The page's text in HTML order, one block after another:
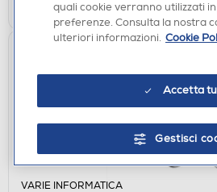
VARIE INFORMATICA
quali cookie verranno utilizzati
preferenze. Consulta la nostra
ulteriori informazioni. Cookie
Accetta
Gestisci